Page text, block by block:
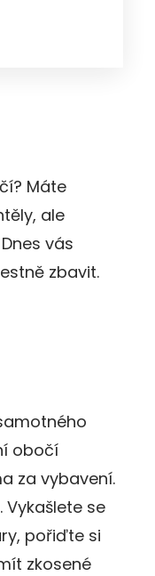
Máte
ale
vás
zbavit.
obočí
za vybavení.
se
pořiďte si
zkosené